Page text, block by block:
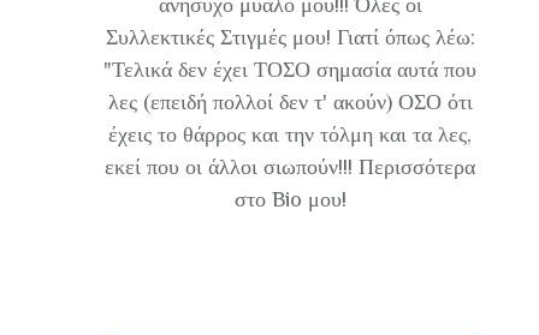
ανήσυχο μυαλό μου!!! Όλες οι
Συλλεκτικές Στιγμές μου! Γιατί όπως λέω:
"Τελικά δεν έχει ΤΟΣΟ σημασία αυτά που
λες (επειδή πολλοί δεν τ' ακούν) ΟΣΟ ότι
έχεις το θάρρος και την τόλμη και τα λες,
εκεί που οι άλλοι σιωπούν!!! Περισσότερα
στο Bio μου!